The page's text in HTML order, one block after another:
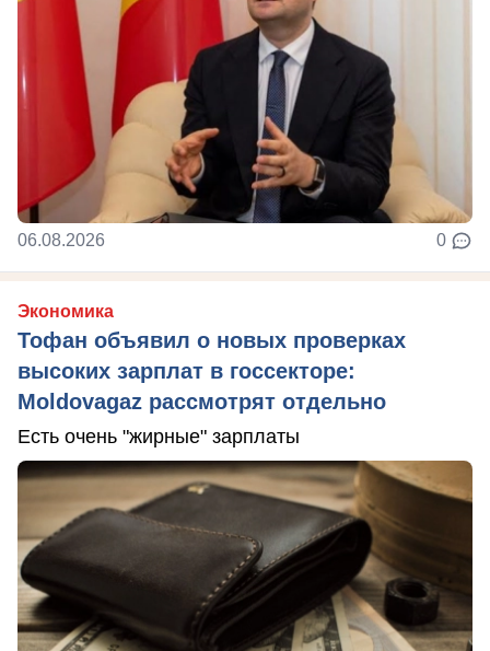
06.08.2026 0
Экономика
Тофан объявил о новых проверках
высоких зарплат в госсекторе:
Moldovagaz рассмотрят отдельно
Есть очень "жирные" зарплаты